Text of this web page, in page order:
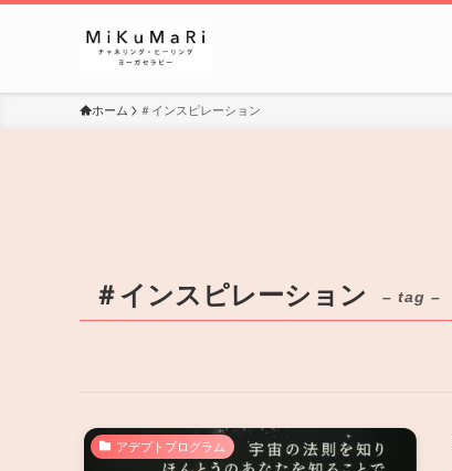
ホーム ＃インスピレーション
＃インスピレーション – tag –
アデプトプログラム